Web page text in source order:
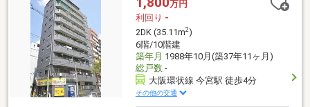
万円
利回り -
2DK (35.11m2)
6階/10階建
築年月 1988年10月(築37年11ヶ月)
総戸数-
大阪環状線 今宮駅 徒歩4分
その他の交通